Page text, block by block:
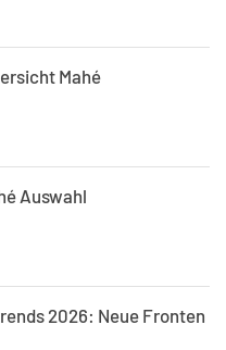
Mahé
Auswahl
2026: Neue Fronten